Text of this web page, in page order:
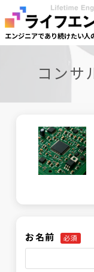
エンジニアであり続けたい人
コンサ
お名前 必須